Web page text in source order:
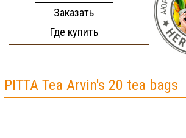
Заказать
Где купить
PITTA Tea Arvin's 20 tea bags